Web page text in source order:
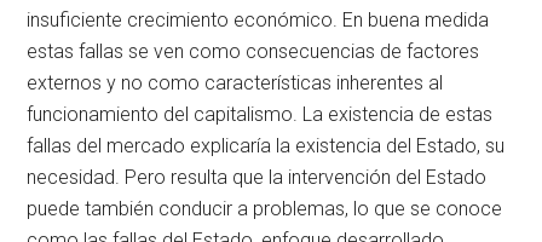
insuficiente crecimiento económico. En buena medida
estas fallas se ven como consecuencias de factores
externos y no como características inherentes al
funcionamiento del capitalismo. La existencia de estas
fallas del mercado explicaría la existencia del Estado, su
necesidad. Pero resulta que la intervención del Estado
puede también conducir a problemas, lo que se conoce